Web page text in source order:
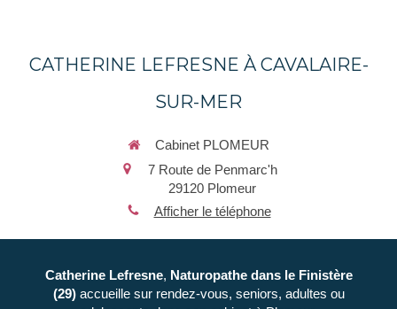
CATHERINE LEFRESNE À CAVALAIRE-
SUR-MER
Cabinet PLOMEUR
7 Route de Penmarc'h
29120 Plomeur
Afficher le téléphone
Catherine Lefresne, Naturopathe dans le Finistère
(29) accueille sur rendez-vous, seniors, adultes ou